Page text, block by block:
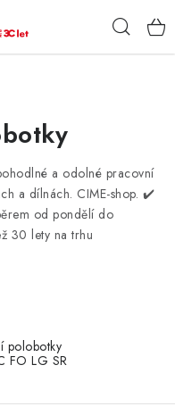
a odolné pracovní
a dílnách. CIME-shop. ✔️
od pondělí do
30 lety na trhu
polobotky
FO LG SR